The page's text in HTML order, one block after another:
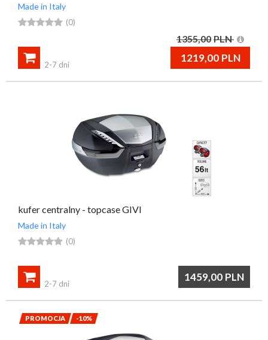
Made in Italy
 (0)
1355,00 PLN
1219,00 PLN

2-7 dni
kufer centralny - topcase GIVI
Made in Italy
 (0)
1459,00 PLN

2-7 dni
PROMOCJA -10%